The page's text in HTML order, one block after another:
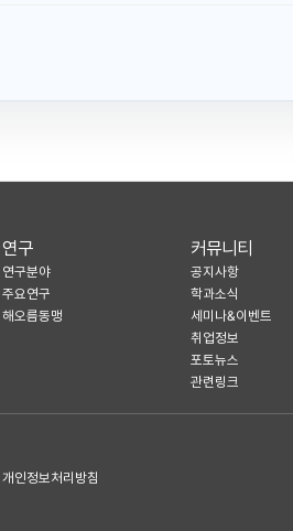
연구
연구분야
주요연구
해오름동맹
커뮤니티
공지사항
학과소식
세미나&이벤트
취업정보
포토뉴스
관련링크
개인정보처리방침